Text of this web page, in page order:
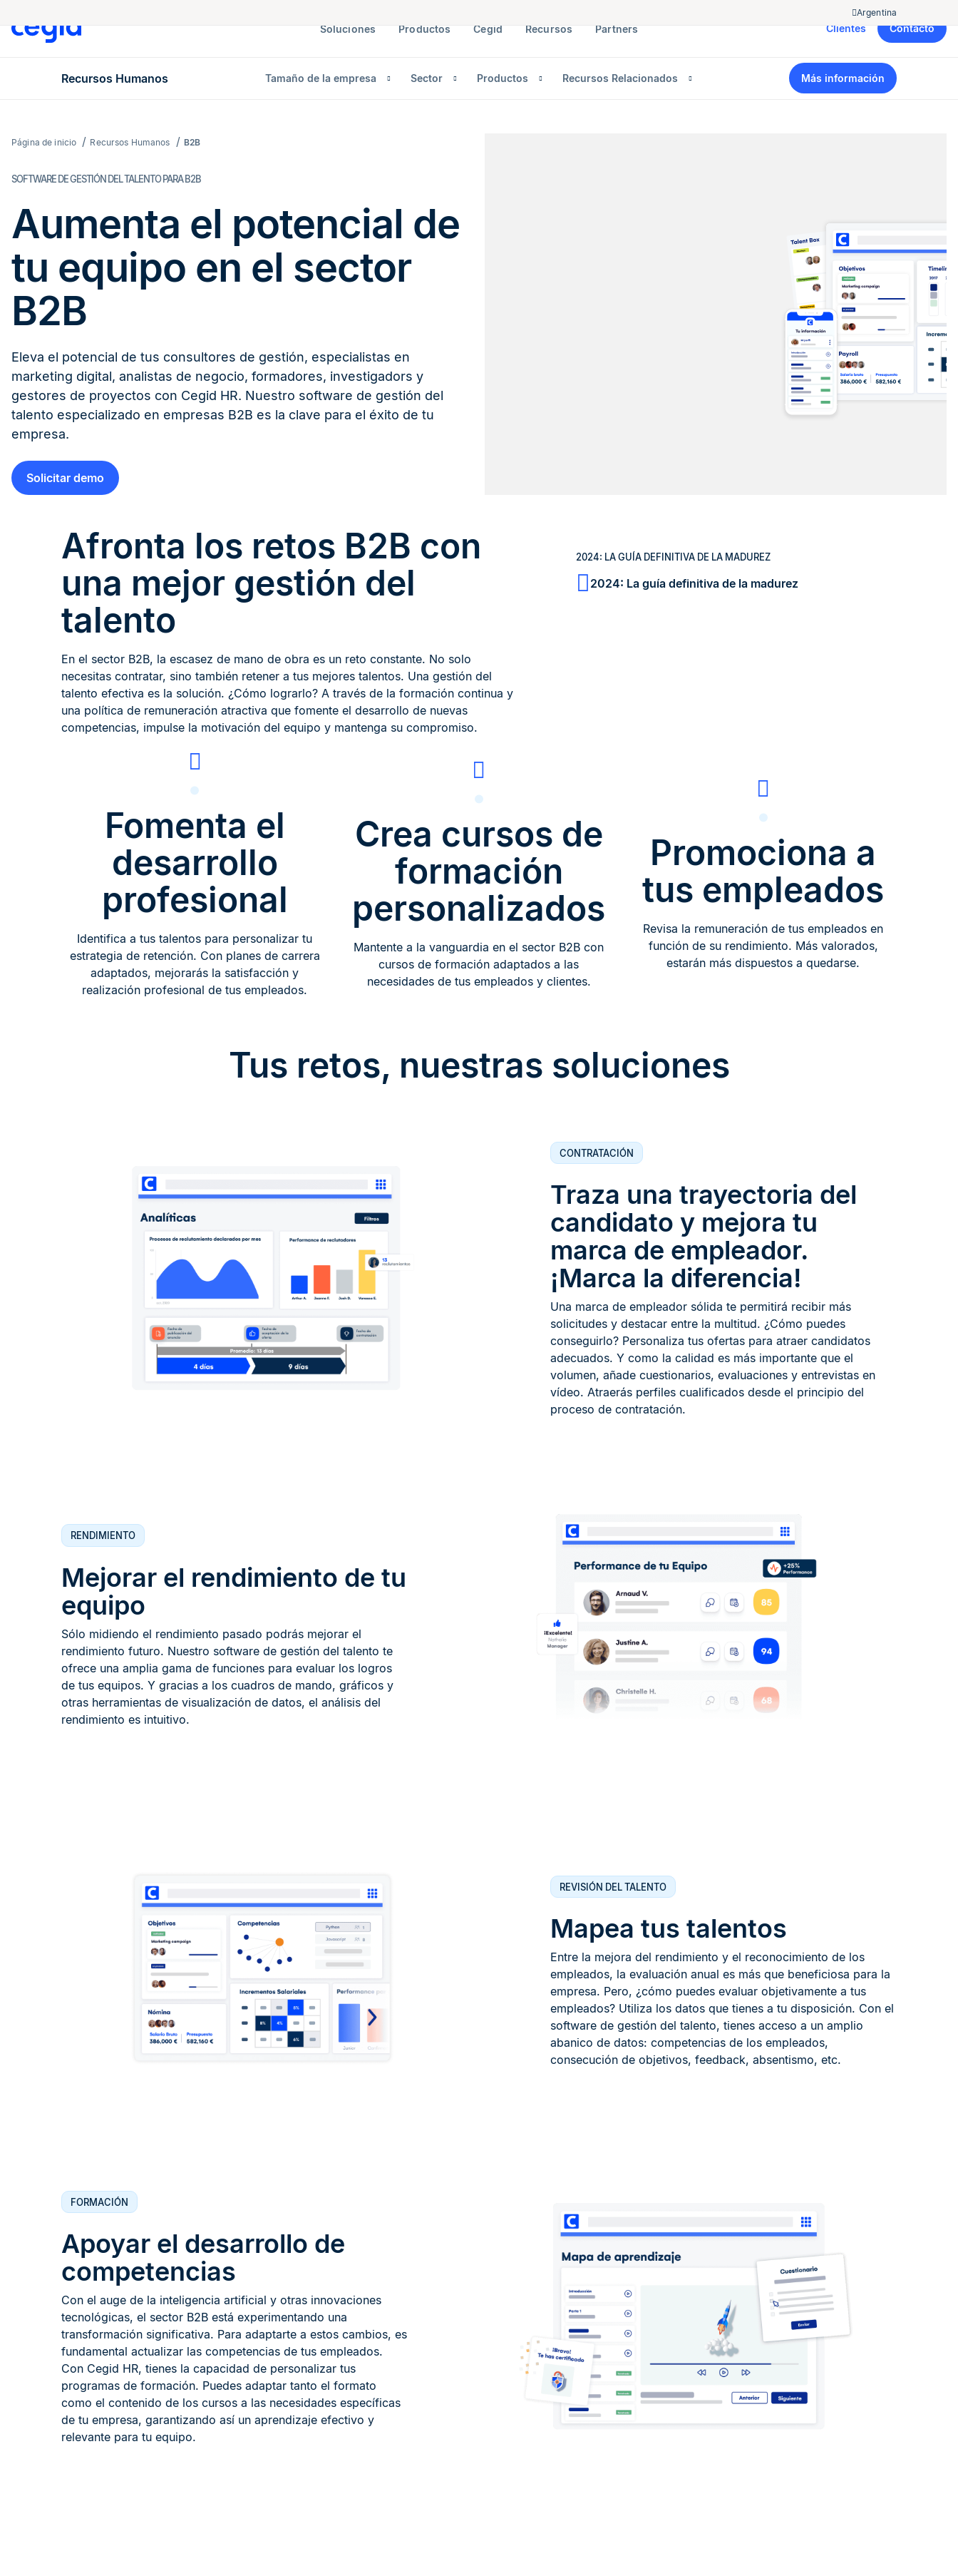
Argentina
Soluciones Productos Cegid Recursos Partners Clientes Contacto
Recursos Humanos Tamaño de la empresa Sector Productos Recursos Relacionados Más información
Página de inicio Recursos Humanos B2B
SOFTWARE DE GESTIÓN DEL TALENTO PARA B2B
Aumenta el potencial de
tu equipo en el sector
B2B
Eleva el potencial de tus consultores de gestión, especialistas en
marketing digital, analistas de negocio, formadores, investigadors y
gestores de proyectos con Cegid HR. Nuestro software de gestión del
talento especializado en empresas B2B es la clave para el éxito de tu
empresa.
Solicitar demo
Afronta los retos B2B con
una mejor gestión del
talento
En el sector B2B, la escasez de mano de obra es un reto constante. No solo
necesitas contratar, sino también retener a tus mejores talentos. Una gestión del
talento efectiva es la solución. ¿Cómo lograrlo? A través de la formación continua y
una política de remuneración atractiva que fomente el desarrollo de nuevas
competencias, impulse la motivación del equipo y mantenga su compromiso.
2024: LA GUÍA DEFINITIVA DE LA MADUREZ
2024: La guía definitiva de la madurez
Fomenta el
desarrollo
profesional
Identifica a tus talentos para personalizar tu
estrategia de retención. Con planes de carrera
adaptados, mejorarás la satisfacción y
realización profesional de tus empleados.
Crea cursos de
formación
personalizados
Mantente a la vanguardia en el sector B2B con
cursos de formación adaptados a las
necesidades de tus empleados y clientes.
Promociona a
tus empleados
Revisa la remuneración de tus empleados en
función de su rendimiento. Más valorados,
estarán más dispuestos a quedarse.
Tus retos, nuestras soluciones
CONTRATACIÓN
Traza una trayectoria del
candidato y mejora tu
marca de empleador.
¡Marca la diferencia!
Una marca de empleador sólida te permitirá recibir más
solicitudes y destacar entre la multitud. ¿Cómo puedes
conseguirlo? Personaliza tus ofertas para atraer candidatos
adecuados. Y como la calidad es más importante que el
volumen, añade cuestionarios, evaluaciones y entrevistas en
vídeo. Atraerás perfiles cualificados desde el principio del
proceso de contratación.
RENDIMIENTO
Mejorar el rendimiento de tu
equipo
Sólo midiendo el rendimiento pasado podrás mejorar el
rendimiento futuro. Nuestro software de gestión del talento te
ofrece una amplia gama de funciones para evaluar los logros
de tus equipos. Y gracias a los cuadros de mando, gráficos y
otras herramientas de visualización de datos, el análisis del
rendimiento es intuitivo.
REVISIÓN DEL TALENTO
Mapea tus talentos
Entre la mejora del rendimiento y el reconocimiento de los
empleados, la evaluación anual es más que beneficiosa para la
empresa. Pero, ¿cómo puedes evaluar objetivamente a tus
empleados? Utiliza los datos que tienes a tu disposición. Con el
software de gestión del talento, tienes acceso a un amplio
abanico de datos: competencias de los empleados,
consecución de objetivos, feedback, absentismo, etc.
FORMACIÓN
Apoyar el desarrollo de
competencias
Con el auge de la inteligencia artificial y otras innovaciones
tecnológicas, el sector B2B está experimentando una
transformación significativa. Para adaptarte a estos cambios, es
fundamental actualizar las competencias de tus empleados.
Con Cegid HR, tienes la capacidad de personalizar tus
programas de formación. Puedes adaptar tanto el formato
como el contenido de los cursos a las necesidades específicas
de tu empresa, garantizando así un aprendizaje efectivo y
relevante para tu equipo.